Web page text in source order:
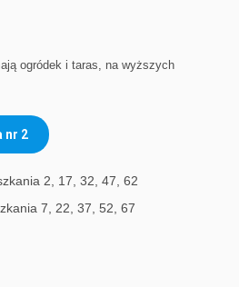
ogródek i taras, na wyższych
nr 2
2, 17, 32, 47, 62
7, 22, 37, 52, 67